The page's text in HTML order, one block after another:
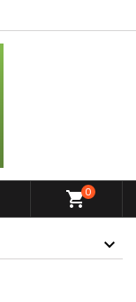
shopping_cart0